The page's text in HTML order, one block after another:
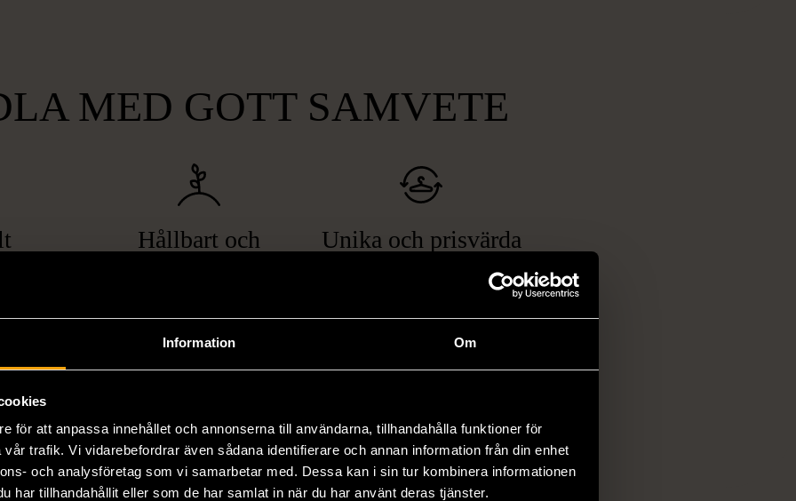
Information Om
för att anpassa innehållet och annonserna till användarna, tillhandahålla funktioner för
trafik. Vi vidarebefordrar även sådana identifierare och annan information från din enhet
och analysföretag som vi samarbetar med. Dessa kan i sin tur kombinera informationen
har tillhandahållit eller som de har samlat in när du har använt deras tjänster.
MED GOTT SAMVETE
hemlöshet
i svåra
butiker
Hållbart och
minskar du din miljöpåverkan
avsevärt. Istället för att köpa
nyproducerade varor får du
Unika och prisvärda
Vi erbjuder ett brett utbud av
varor, allt från kläder och möbler
till böcker och elektronik i våra
butiker. Du har chansen att hitta
PRODUKTER
Hitta produkter som påminner om denna